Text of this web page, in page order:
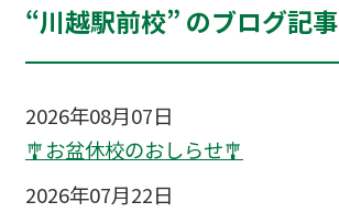
“川越駅前校” のブログ記事
2026年08月07日
🎐お盆休校のおしらせ🎐
2026年07月22日